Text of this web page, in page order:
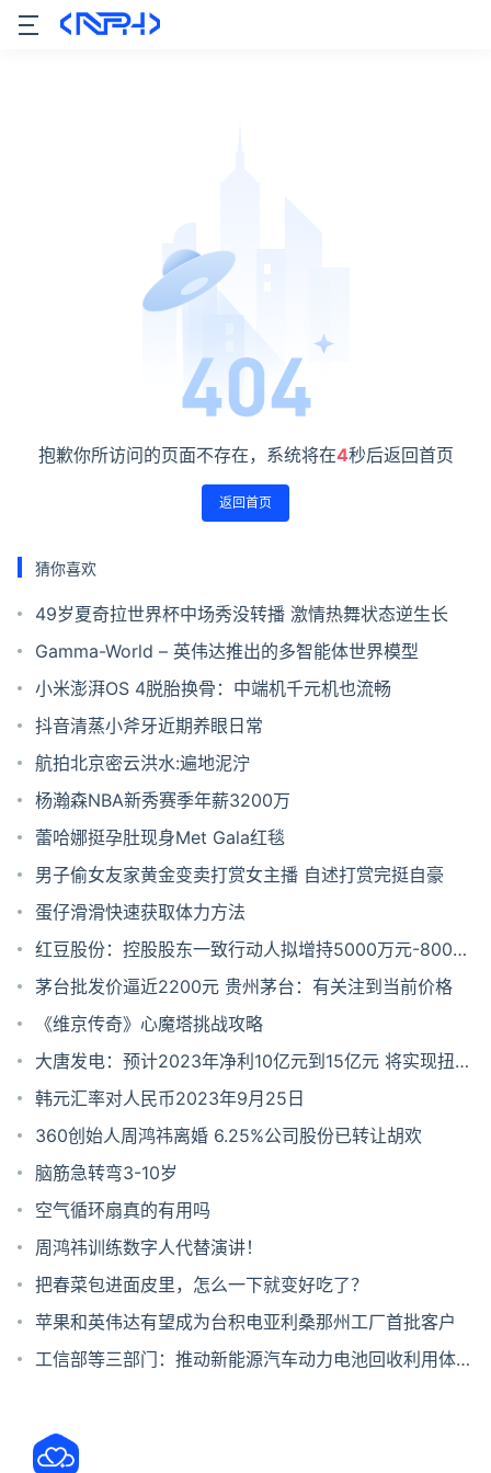
抱歉你所访问的页面不存在，系统将在4秒后返回首页
返回首页
猜你喜欢
49岁夏奇拉世界杯中场秀没转播 激情热舞状态逆生长
Gamma-World – 英伟达推出的多智能体世界模型
小米澎湃OS 4脱胎换骨：中端机千元机也流畅
抖音清蒸小斧牙近期养眼日常
航拍北京密云洪水:遍地泥泞
杨瀚森NBA新秀赛季年薪3200万
蕾哈娜挺孕肚现身Met Gala红毯
男子偷女友家黄金变卖打赏女主播 自述打赏完挺自豪
蛋仔滑滑快速获取体力方法
红豆股份：控股股东一致行动人拟增持5000万元-8000
万元
茅台批发价逼近2200元 贵州茅台：有关注到当前价格
《维京传奇》心魔塔挑战攻略
大唐发电：预计2023年净利10亿元到15亿元 将实现扭亏
为盈
韩元汇率对人民币2023年9月25日
360创始人周鸿祎离婚 6.25%公司股份已转让胡欢
脑筋急转弯3-10岁
空气循环扇真的有用吗
周鸿祎训练数字人代替演讲！
把春菜包进面皮里，怎么一下就变好吃了？
苹果和英伟达有望成为台积电亚利桑那州工厂首批客户
工信部等三部门：推动新能源汽车动力电池回收利用体系